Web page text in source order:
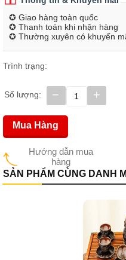
✪ Giao hàng toàn quốc
✪ Thanh toán khi nhận hàng
✪ Thường xuyên có khuyến
Trình trạng:
Số lượng: +
−
Hướng dẫn mua
hàng
Mua Hàng
SẢN PHẨM CÙNG DANH